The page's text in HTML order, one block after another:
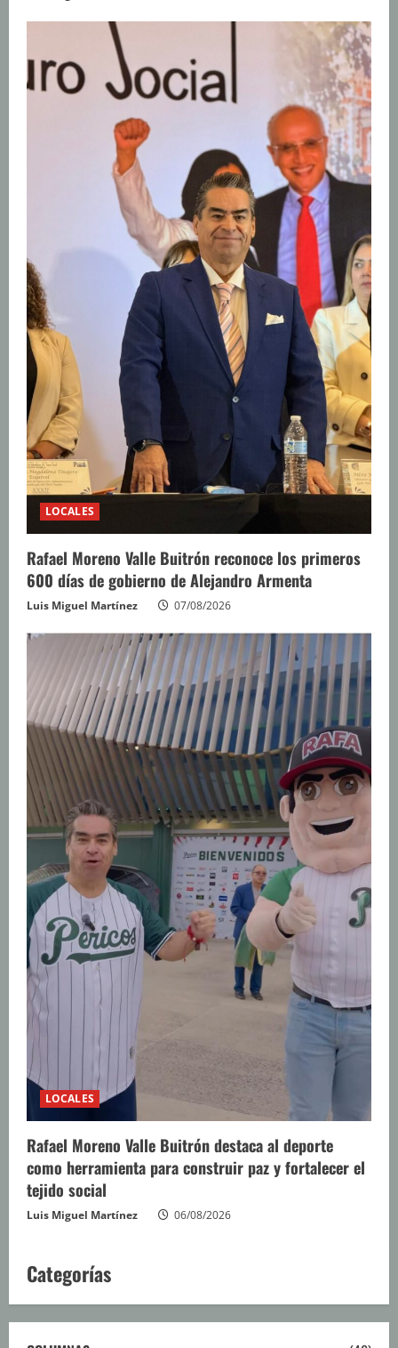
LOCALES
Rafael Moreno Valle Buitrón reconoce los primeros
600 días de gobierno de Alejandro Armenta
Luis Miguel Martínez 07/08/2026
LOCALES
Rafael Moreno Valle Buitrón destaca al deporte
como herramienta para construir paz y fortalecer el
tejido social
Luis Miguel Martínez 06/08/2026
Categorías